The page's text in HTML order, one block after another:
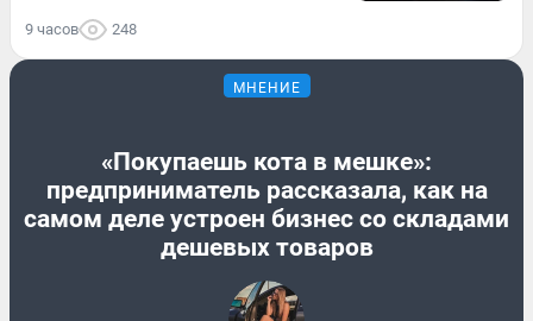
9 часов 248
МНЕНИЕ
«Покупаешь кота в мешке»:
предприниматель рассказала, как на
самом деле устроен бизнес со складами
дешевых товаров